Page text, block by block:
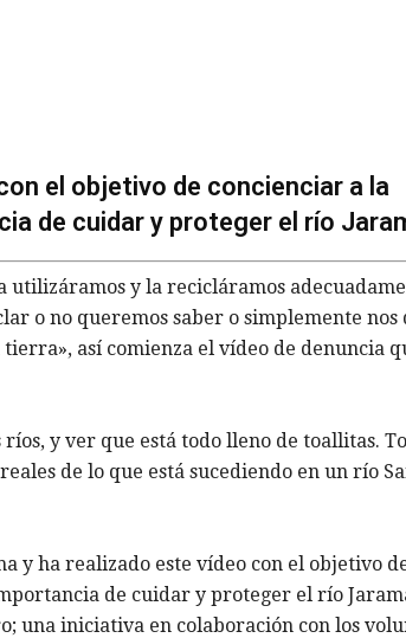
el objetivo de concienciar a la
de cuidar y proteger el río
utilizáramos y la recicláramos
o no queremos saber o simplemente nos
así comienza el vídeo de denuncia
y ver que está todo lleno de toallitas.
de lo que está sucediendo en un río
y ha realizado este vídeo con el objetivo
de cuidar y proteger el río
una iniciativa en colaboración con los